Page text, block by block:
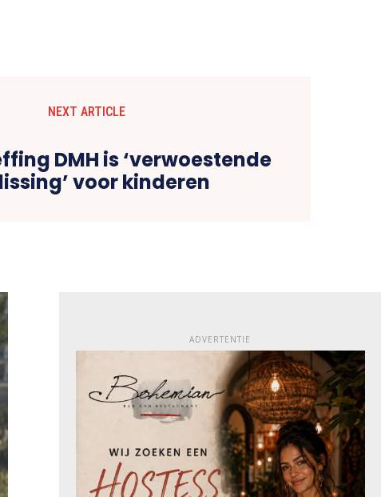
NEXT ARTICLE
DMH is ‘verwoestende
voor kinderen